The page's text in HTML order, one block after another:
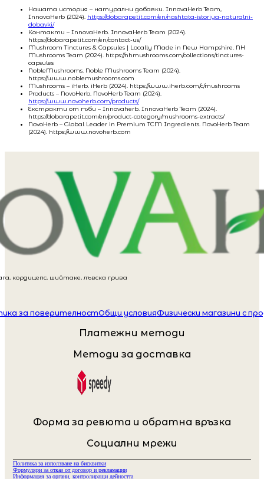
Нашата история – натурални добавки. InnovaHerb Team,
InnovaHerb (2024). https://dobarapetit.com/en/nashtata-istoriya-naturalni-
dobavki/
Контакти – InnovaHerb. InnovaHerb Team (2024).
https://dobarapetit.com/en/contact-us/
Mushroom Tinctures & Capsules | Locally Made in New Hampshire. NH
Mushrooms Team (2024). https://nhmushrooms.com/collections/tinctures-
capsules
NobleMushrooms. Noble Mushrooms Team (2024).
https://www.noblemushrooms.com
Mushrooms – iHerb. iHerb (2024). https://www.iherb.com/c/mushrooms
Products – NovoHerb. NovoHerb Team (2024).
https://www.novoherb.com/products/
Екстракти от гъби – Innovaherb. InnovaHerb Team (2024).
https://dobarapetit.com/en/product-category/mushrooms-extracts/
NovoHerb – Global Leader in Premium TCM Ingredients. NovoHerb Team
(2024). https://www.novoherb.com
кордицепс, шийтаке, лъвска грива
за поверителностОбщи условияФизически магазини с
Платежни методи
Методи за доставка
Форма за ревюта и обратна връзка
Социални мрежи
Политика за използване на бисквитки
Формуляри за отказ от договор и рекламации
Информация за органи, контролиращи дейността